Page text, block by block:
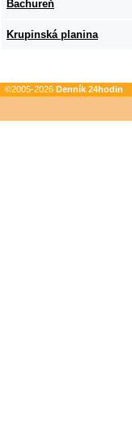
Bachureň
Krupinská planina
©2005-2026 Denník 24hodin